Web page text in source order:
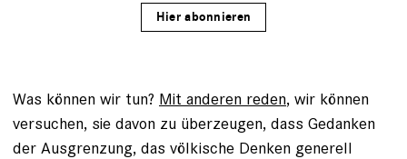
Hier abonnieren
Was können wir tun? Mit anderen reden, wir können
versuchen, sie davon zu überzeugen, dass Gedanken
der Ausgrenzung, das völkische Denken generell